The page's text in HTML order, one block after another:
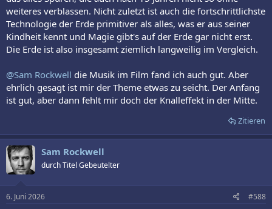
weiteres verblassen. Nicht zuletzt ist auch die fortschrittlichste
Technologie der Erde primitiver als alles, was er aus seiner
Kindheit kennt und Magie gibt's auf der Erde gar nicht erst.
Die Erde ist also insgesamt ziemlich langweilig im Vergleich.
@Sam Rockwell die Musik im Film fand ich auch gut. Aber
ehrlich gesagt ist mir der Theme etwas zu seicht. Der Anfang
ist gut, aber dann fehlt mir doch der Knalleffekt in der Mitte.
Zitieren
Sam Rockwell
durch Titel Gebeutelter
6. Juni 2026 #588